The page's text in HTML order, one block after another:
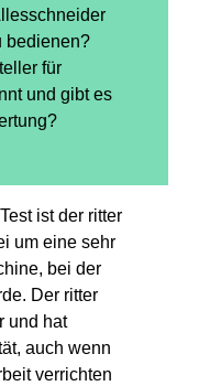
bedienen?
für
und gibt es
ist der ritter
um eine sehr
bei der
Der ritter
und hat
auch wenn
verrichten